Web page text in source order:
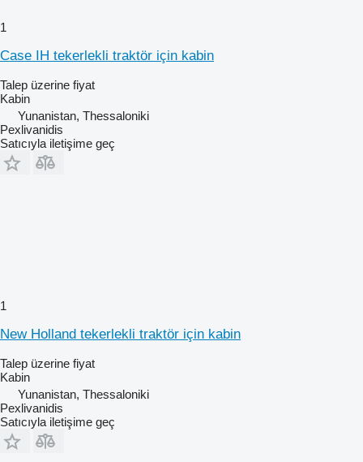
1
Case IH tekerlekli traktör için kabin
Talep üzerine fiyat
Kabin
Yunanistan, Thessaloniki
Pexlivanidis
Satıcıyla iletişime geç
1
New Holland tekerlekli traktör için kabin
Talep üzerine fiyat
Kabin
Yunanistan, Thessaloniki
Pexlivanidis
Satıcıyla iletişime geç